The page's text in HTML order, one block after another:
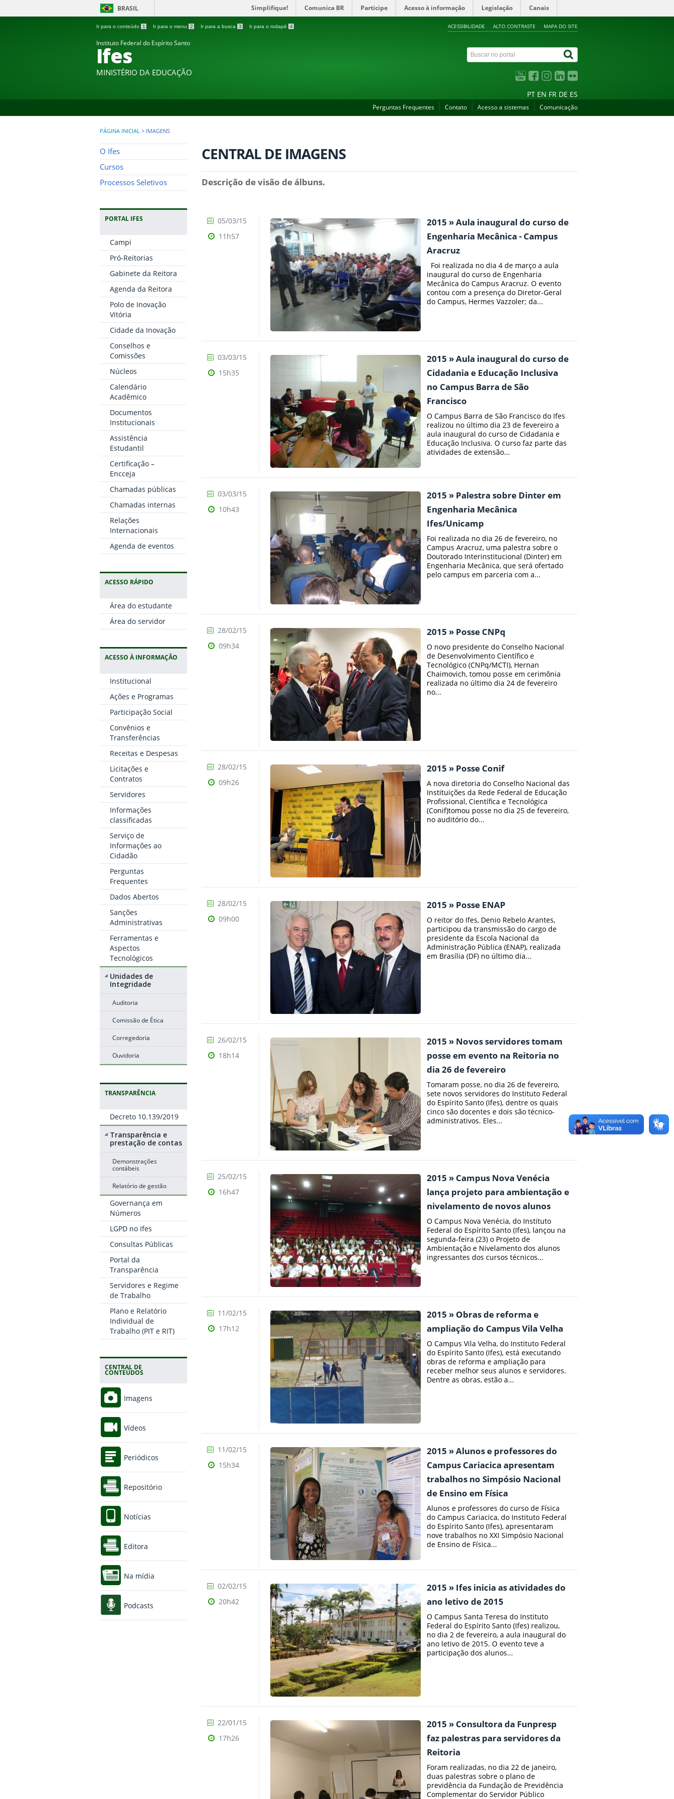
BRASIL Simplifique! Comunica BR Participe Acesso à informação Legislação Canais
Ir para o conteúdo 1 Ir para o menu 2 Ir para a busca 3 Ir para o rodapé 4 ACESSIBILIDADE ALTO CONTRASTE MAPA DO SITE
Instituto Federal do Espírito Santo
Ifes
MINISTÉRIO DA EDUCAÇÃO
PT EN FR DE ES
Perguntas Frequentes Contato Acesso a sistemas Comunicação
PÁGINA INICIAL > IMAGENS
O Ifes
Cursos
Processos Seletivos
PORTAL IFES
Campi
Pró-Reitorias
Gabinete da Reitora
Agenda da Reitora
Polo de Inovação
Vitória
Cidade da Inovação
Conselhos e
Comissões
Núcleos
Calendário
Acadêmico
Documentos
Institucionais
Assistência
Estudantil
Certificação –
Encceja
Chamadas públicas
Chamadas internas
Relações
Internacionais
Agenda de eventos
ACESSO RÁPIDO
Área do estudante
Área do servidor
ACESSO À INFORMAÇÃO
Institucional
Ações e Programas
Participação Social
Convênios e
Transferências
Receitas e Despesas
Licitações e
Contratos
Servidores
Informações
classificadas
Serviço de
Informações ao
Cidadão
Perguntas
Frequentes
Dados Abertos
Sanções
Administrativas
Ferramentas e
Aspectos
Tecnológicos
Unidades de
Integridade
Auditoria
Comissão de Ética
Corregedoria
Ouvidoria
TRANSPARÊNCIA
Decreto 10.139/2019
Transparência e
prestação de contas
Demonstrações
contábeis
Relatório de gestão
Governança em
Números
LGPD no Ifes
Consultas Públicas
Portal da
Transparência
Servidores e Regime
de Trabalho
Plano e Relatório
Individual de
Trabalho (PIT e RIT)
CENTRAL DE
CONTEÚDOS
Imagens
Vídeos
Periódicos
Repositório
Notícias
Editora
Na mídia
Podcasts
CENTRAL DE IMAGENS
Descrição de visão de álbuns.
2015 » Aula inaugural do curso de
Engenharia Mecânica - Campus
Aracruz
Foi realizada no dia 4 de março a aula
inaugural do curso de Engenharia
Mecânica do Campus Aracruz. O evento
contou com a presença do Diretor-Geral
do Campus, Hermes Vazzoler; da...
05/03/15
11h57
2015 » Aula inaugural do curso de
Cidadania e Educação Inclusiva
no Campus Barra de São
Francisco
O Campus Barra de São Francisco do Ifes
realizou no último dia 23 de fevereiro a
aula inaugural do curso de Cidadania e
Educação Inclusiva. O curso faz parte das
atividades de extensão...
03/03/15
15h35
2015 » Palestra sobre Dinter em
Engenharia Mecânica
Ifes/Unicamp
Foi realizada no dia 26 de fevereiro, no
Campus Aracruz, uma palestra sobre o
Doutorado Interinstitucional (Dinter) em
Engenharia Mecânica, que será ofertado
pelo campus em parceria com a...
03/03/15
10h43
2015 » Posse CNPq
O novo presidente do Conselho Nacional
de Desenvolvimento Científico e
Tecnológico (CNPq/MCTI), Hernan
Chaimovich, tomou posse em cerimônia
realizada no último dia 24 de fevereiro
no...
28/02/15
09h34
2015 » Posse Conif
A nova diretoria do Conselho Nacional das
Instituições da Rede Federal de Educação
Profissional, Científica e Tecnológica
(Conif)tomou posse no dia 25 de fevereiro,
no auditório do...
28/02/15
09h26
2015 » Posse ENAP
O reitor do Ifes, Denio Rebelo Arantes,
participou da transmissão do cargo de
presidente da Escola Nacional da
Administração Pública (ENAP), realizada
em Brasília (DF) no último dia...
28/02/15
09h00
2015 » Novos servidores tomam
posse em evento na Reitoria no
dia 26 de fevereiro
Tomaram posse, no dia 26 de fevereiro,
sete novos servidores do Instituto Federal
do Espírito Santo (Ifes), dentre os quais
cinco são docentes e dois são técnico-
administrativos. Eles...
26/02/15
18h14
2015 » Campus Nova Venécia
lança projeto para ambientação e
nivelamento de novos alunos
O Campus Nova Venécia, do Instituto
Federal do Espírito Santo (Ifes), lançou na
segunda-feira (23) o Projeto de
Ambientação e Nivelamento dos alunos
ingressantes dos cursos técnicos...
25/02/15
16h47
2015 » Obras de reforma e
ampliação do Campus Vila Velha
O Campus Vila Velha, do Instituto Federal
do Espírito Santo (Ifes), está executando
obras de reforma e ampliação para
receber melhor seus alunos e servidores.
Dentre as obras, estão a...
11/02/15
17h12
2015 » Alunos e professores do
Campus Cariacica apresentam
trabalhos no Simpósio Nacional
de Ensino em Física
Alunos e professores do curso de Física
do Campus Cariacica, do Instituto Federal
do Espírito Santo (Ifes), apresentaram
nove trabalhos no XXI Simpósio Nacional
de Ensino de Física...
11/02/15
15h34
2015 » Ifes inicia as atividades do
ano letivo de 2015
O Campus Santa Teresa do Instituto
Federal do Espírito Santo (Ifes) realizou,
no dia 2 de fevereiro, a aula inaugural do
ano letivo de 2015. O evento teve a
participação dos alunos...
02/02/15
20h42
2015 » Consultora da Funpresp
faz palestras para servidores da
Reitoria
Foram realizadas, no dia 22 de janeiro,
duas palestras sobre o plano de
previdência da Fundação de Previdência
Complementar do Servidor Público
22/01/15
17h26